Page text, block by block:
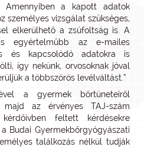
Amennyiben a kapott adatok
személyes vizsgálat szükséges,
elkerülhető a zsúfoltság is. A
egyértelműbb az e-mailes
és kapcsolódó adatokra is
így nekünk, orvosoknak jóval
a többszörös levélváltást.”
a gyermek bőrtüneteiről
az érvényes TAJ-szám
feltett kérdésekre
Budai Gyermekbőrgyógyászati
találkozás nélkül tudják